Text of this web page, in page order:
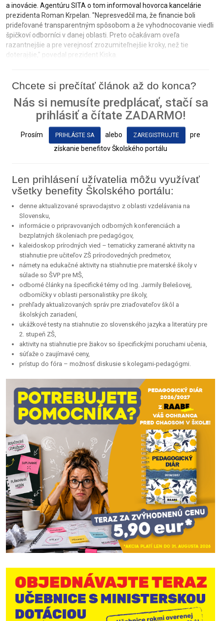
a inovácie. Agentúru SITA o tom informoval hovorca kancelárie
prezidenta Roman Krpelan. "Nepresvedčil ma, že financie boli
prideľované transparentným spôsobom a že vyhodnocovanie viedli
špičkoví odborníci v danej oblasti. Preto očakávam oveľa
razantnejšie a pre verejnosť zrozumiteľnejšie kroky, než tie
doterajšie," povedal prezident Kiska.
Chcete si prečítať článok až do konca?
Nás si nemusíte predplácať, stačí sa
prihlásiť a čítate ZADARMO!
Prosím PRIHLÁSTE SA alebo ZAREGISTRUJTE
pre
získanie benefitov Školského portálu
Len prihlásení užívatelia môžu využívať
všetky benefity Školského portálu:
denne aktualizované spravodajstvo z oblasti vzdelávania na
Slovensku,
informácie o pripravovaných odborných konferenciách a
bezplatných školeniach pre pedagógov,
kaleidoskop prírodných vied – tematicky zamerané aktivity na
stiahnutie pre učiteľov ZŠ prírodovedných predmetov,
námety na edukačné aktivity na stiahnutie pre materské školy v
súlade so ŠVP pre MŠ,
odborné články na špecifické témy od Ing. Jarmily Belešovej,
odborníčky v oblasti personalistiky pre školy,
prehľady aktualizovaných správ pre zriaďovateľov škôl a
školských zariadení,
ukážkové testy na stiahnutie zo slovenského jazyka a literatúry pre
2. stupeň ZŠ,
aktivity na stiahnutie pre žiakov so špecifickými poruchami učenia,
súťaže o zaujímavé ceny,
prístup do fóra – možnosť diskusie s kolegami-pedagógmi.